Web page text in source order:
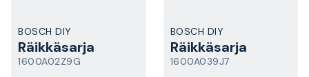
BOSCH DIY
Räikkäsarja
1600A02Z9G
BOSCH DIY
Räikkäsarja
1600A039J7